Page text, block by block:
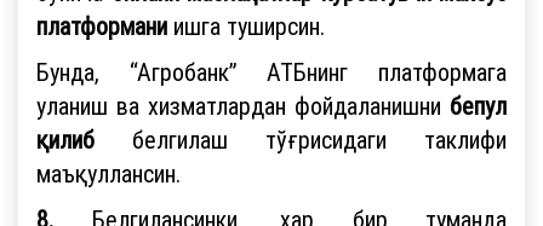
платформани ишга туширсин.
Бунда, “Агробанк” АТБнинг платформага
уланиш ва хизматлардан фойдаланишни бепул
қилиб белгилаш тўғрисидаги таклифи
маъқуллансин.
8. Белгилансинки, ҳар бир туманда